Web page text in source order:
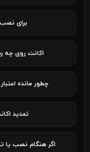
برای
اکانت روی چه
چطور مانده
تمدید
اگر هنگام نصب یا